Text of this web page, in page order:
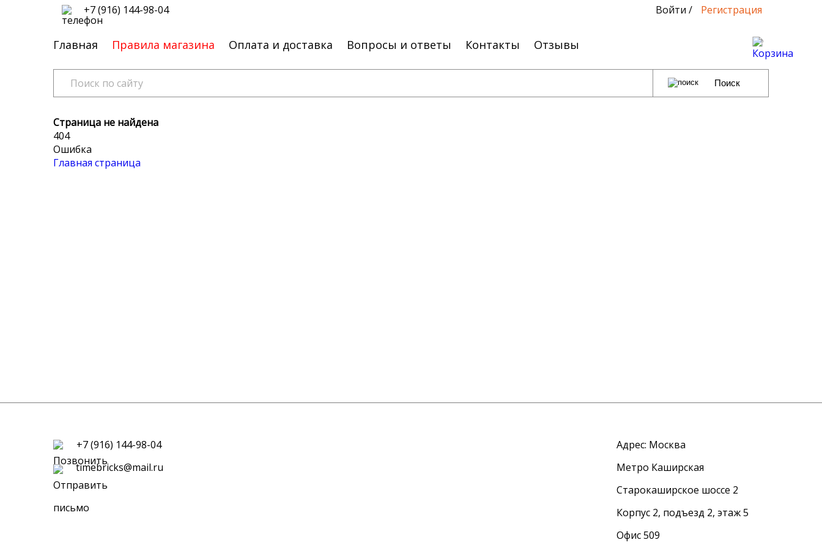
+7 (916) 144-98-04 Войти / Регистрация
Главная Правила магазина Оплата и доставка Вопросы и ответы Контакты Отзывы 0
Поиск
Страница не найдена
404
Ошибка
Главная страница
+7 (916) 144-98-04
timebricks@mail.ru
Адрес: Москва
Метро Каширская
Старокаширское шоссе 2
Корпус 2, подъезд 2, этаж 5
Офис 509